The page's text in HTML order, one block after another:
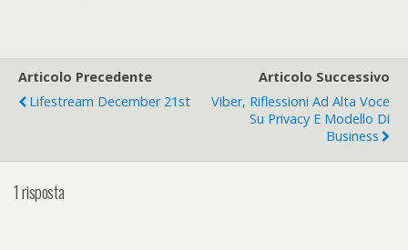
Articolo Precedente
Lifestream December 21st
Articolo Successivo
Viber, Riflessioni Ad Alta Voce
Su Privacy E Modello Di
Business
1 risposta